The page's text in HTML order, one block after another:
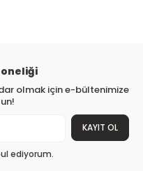
olmak için e-bültenimize
KAYIT OL
ediyorum.